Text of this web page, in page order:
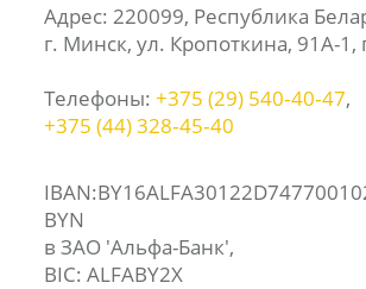
Адрес: 220099, Республика
г. Минск, ул. Кропоткина, 91А-1,
Телефоны: +375 (29) 540‑40‑47,
+375 (44) 328‑45‑40
BYN
в ЗАО 'Альфа-Банк',
BIC: ALFABY2X